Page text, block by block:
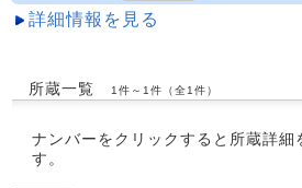
詳細情報を見る
所蔵一覧 1件～1件（全1件）
ナンバーをクリックすると所蔵詳細
す。